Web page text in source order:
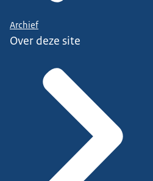
Archief
Over deze site